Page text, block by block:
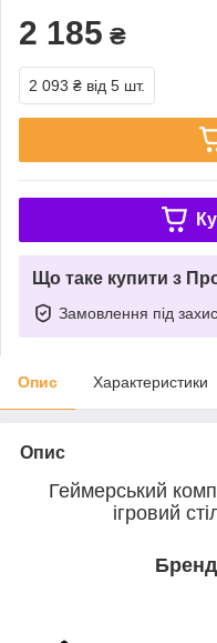
2 185 ₴
2 093 ₴ від 5 шт.
Що таке купити з
Замовлення під
Опис Характеристики
Опис
Геймерський
ігровий